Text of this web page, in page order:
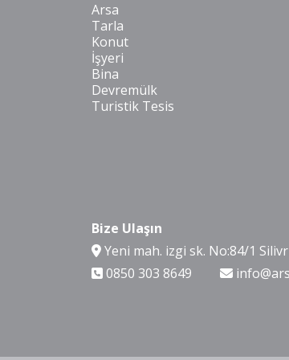
Arsa
Tarla
Konut
İşyeri
Bina
Devremülk
Turistik Tesis
Bize Ulaşın
Yeni mah. izgi sk. No:84/1
0850 303 8649